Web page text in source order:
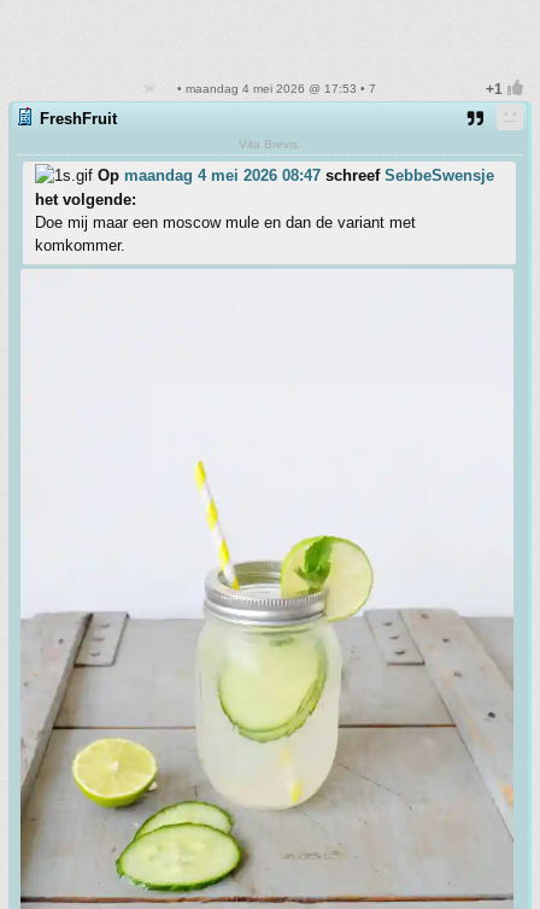
• maandag 4 mei 2026 @ 17:53 • 7
FreshFruit
Vita Brevis.
Op maandag 4 mei 2026 08:47 schreef SebbeSwensje
het volgende:
Doe mij maar een moscow mule en dan de variant met
komkommer.